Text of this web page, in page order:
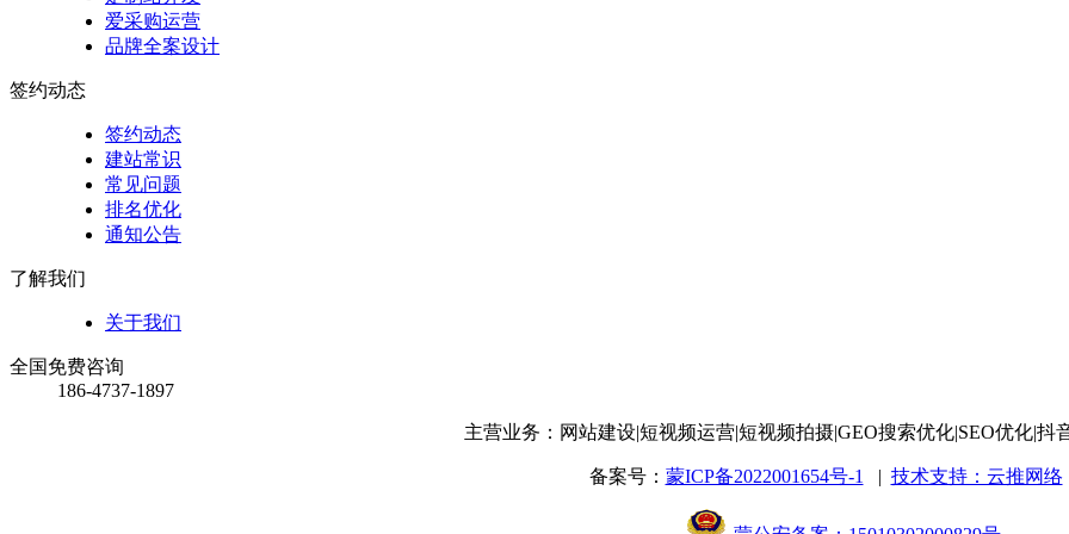
爱采购运营
品牌全案设计
签约动态
签约动态
建站常识
常见问题
排名优化
通知公告
了解我们
关于我们
全国免费咨询
186-4737-1897
主营业务：网站建设|短视频运营|短视频拍摄|GEO搜索优化|SEO优化|抖
备案号： 蒙ICP备2022001654号-1 | 技术支持：云推网络